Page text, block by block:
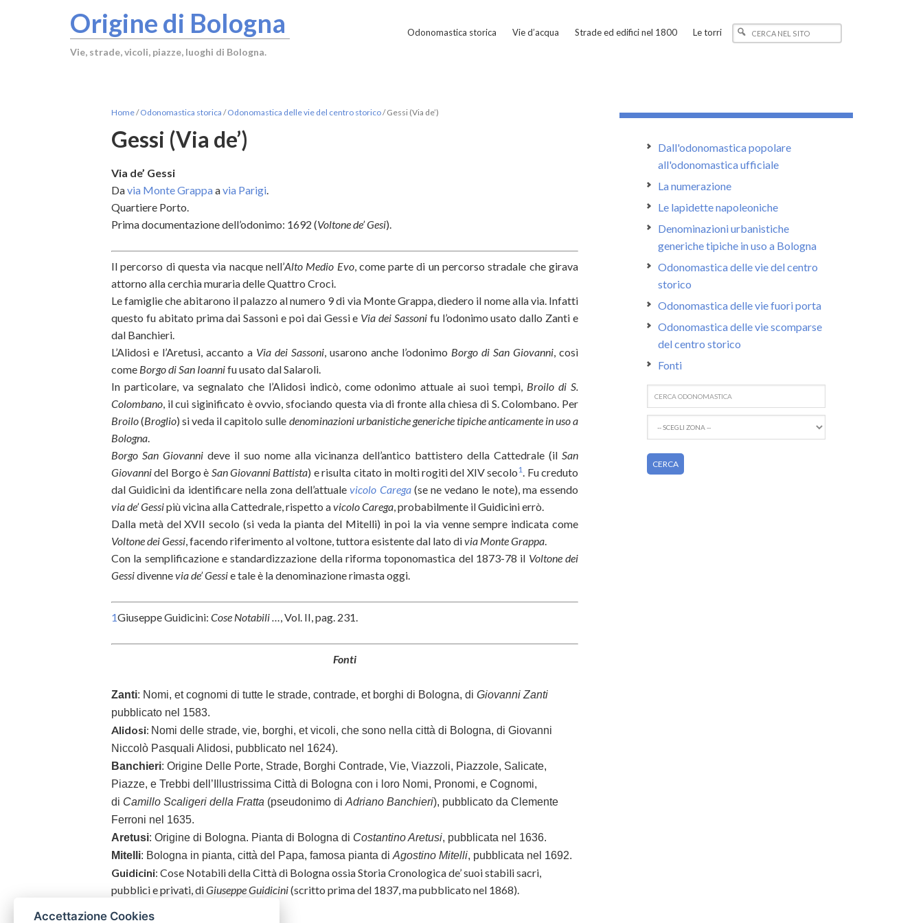
Origine di Bologna
Vie, strade, vicoli, piazze, luoghi di Bologna.
Odonomastica storica Vie d’acqua Strade ed edifici nel 1800 Le torri
Home/ Odonomastica storica / Odonomastica delle vie del centro storico/Gessi (Via de’)
Gessi (Via de’)
Via de’ Gessi
Davia Monte Grappaavia Parigi.
Quartiere Porto.
Prima documentazione dell’odonimo: 1692 (Voltone de’ Gesi).
Il percorso di questa via nacque nell’Alto Medio Evo, come parte di un percorso stradale che girava
attorno alla cerchia muraria delle Quattro Croci.
Le famiglie che abitarono il palazzo al numero 9 di via Monte Grappa, diedero il nome alla via. Infatti
questo fu abitato prima dai Sassoni e poi dai Gessi e Via dei Sassonifu l’odonimo usato dallo Zanti e
dal Banchieri.
L’Alidosi e l’Aretusi, accanto a Via dei Sassoni, usarono anche l’odonimo Borgo di San Giovanni, così
come Borgo di San Ioannifu usato dal Salaroli.
In particolare, va segnalato che l’Alidosi indicò, come odonimo attuale ai suoi tempi, Broilo di S.
Colombano, il cui siginificato è ovvio, sfociando questa via di fronte alla chiesa di S. Colombano. Per
Broilo(Broglio) si veda il capitolo sulle denominazioni urbanistiche generichetipicheanticamente in uso a
Bologna.
Borgo San Giovannideve il suo nome alla vicinanza dell’antico battistero della Cattedrale (ilSan
Giovannidel Borgo è San Giovanni Battista) e risulta citato in molti rogiti del XIV secolo1. Fu creduto
dal Guidicini da identificare nella zona dell’attualevicolo Carega(se ne vedano le note), ma essendo
via de’ Gessipiù vicina alla Cattedrale, rispetto avicolo Carega, probabilmente il Guidicini errò.
Dalla metà del XVII secolo (si veda la pianta del Mitelli) in poi la via venne sempre indicata come
Voltone dei Gessi, facendo riferimento al voltone, tuttora esistente dal lato divia Monte Grappa.
Con la semplificazione e standardizzazione della riforma toponomastica del 1873-78 il Voltone dei
Gessidivennevia de’ Gessie tale è la denominazione rimasta oggi.
1Giuseppe Guidicini: Cose Notabili …, Vol. II, pag. 231.
Fonti
Zanti: Nomi, et cognomi di tutte le strade, contrade, et borghi di Bologna, di Giovanni Zanti
pubblicato nel 1583.
Alidosi: Nomi delle strade, vie, borghi, et vicoli, che sono nella città di Bologna, di Giovanni
Niccolò Pasquali Alidosi, pubblicato nel 1624).
Banchieri: Origine Delle Porte, Strade, Borghi Contrade, Vie, Viazzoli, Piazzole, Salicate,
Piazze, e Trebbi dell’Illustrissima Città di Bologna con i loro Nomi, Pronomi, e Cognomi,
di Camillo Scaligeri della Fratta (pseudonimo di Adriano Banchieri), pubblicato da Clemente
Ferroni nel 1635.
Aretusi: Origine di Bologna. Pianta di Bologna di Costantino Aretusi, pubblicata nel 1636.
Mitelli: Bologna in pianta, città del Papa, famosa pianta di Agostino Mitelli, pubblicata nel 1692.
Guidicini: Cose Notabili della Città di Bologna ossia Storia Cronologica de’ suoi stabili sacri,
pubblici e privati, diGiuseppe Guidicini(scritto prima del 1837, ma pubblicato nel 1868).
Dall'odonomastica popolare
all'odonomastica ufficiale
La numerazione
Le lapidette napoleoniche
Denominazioni urbanistiche
generiche tipiche in uso a Bologna
Odonomastica delle vie del centro
storico
Odonomastica delle vie fuori porta
Odonomastica delle vie scomparse
del centro storico
Fonti
Accettazione Cookies